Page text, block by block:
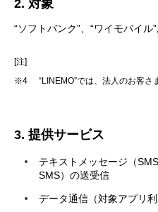
2. 対象
“ソフトバンク”、“ワイモバイル
[注]
※4
“LINEMO”では、法人のお客さ
3. 提供サービス
テキストメッセージ（
SMS）の送受信
データ通信（対象アプリ利